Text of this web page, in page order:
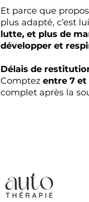
Et parce que
plus adapté, c’est
lutte, et plus de
développer et
Délais de
Comptez entre 7 et
complet après la